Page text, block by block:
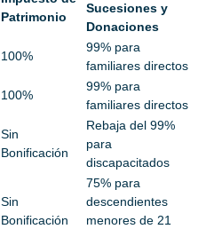
Patrimonio
Sucesiones y
Donaciones
100%
99% para
familiares directos
100%
99% para
familiares directos
Sin
Bonificación
Rebaja del 99%
para
discapacitados
Sin
Bonificación
75% para
descendientes
menores de 21